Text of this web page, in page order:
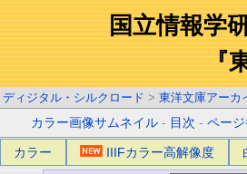
国立情報学
『
ディジタル・シルクロード > 東洋文庫アーカ
カラー画像サムネイル - 目次 -ペー
カラー IIIFカラー高解像度